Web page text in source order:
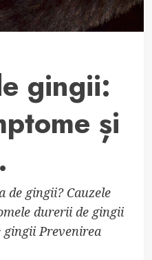
gingii:
și
de gingii? Cauzele
durerii de gingii
Prevenirea